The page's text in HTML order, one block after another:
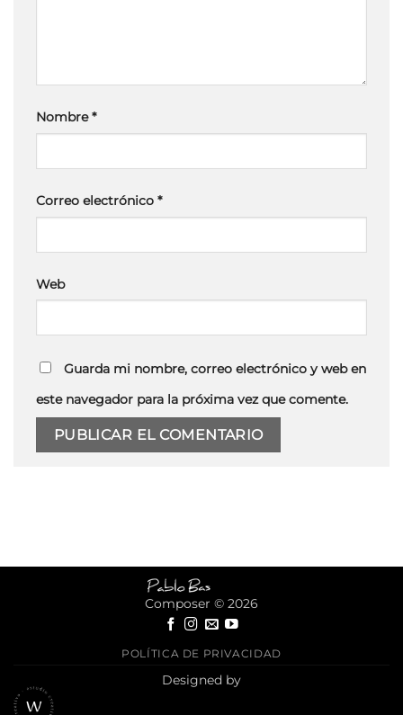
Nombre*
Correo electrónico *
Web
Guarda mi nombre, correo electrónico y web en
este navegador para la próxima vez que comente.
Composer © 2026
POLÍTICA DE PRIVACIDAD
Designed by